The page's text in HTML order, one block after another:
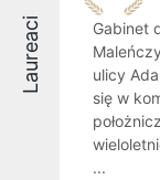
Laureaci
Gabinet
ulicy
się w
...